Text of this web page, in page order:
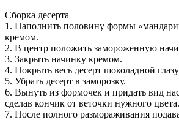
Сборка десерта
1. Наполнить половину формы
кремом.
2. В центр положить замороженную
3. Закрыть начинку кремом.
4. Покрыть весь десерт шоколадной
5. Убрать десерт в заморозку.
6. Вынуть из формочек и придать вид
сделав кончик от веточки нужного цвета.
7. После полного размораживания